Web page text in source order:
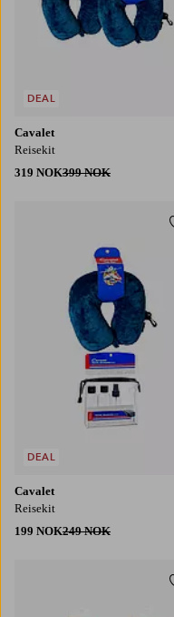
Cavalet
Reisekit
319 NOK399 NOK
DEAL
Cavalet
Reisekit
199 NOK249 NOK
DEAL